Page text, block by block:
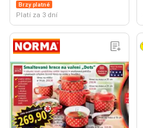
Brzy platné
Platí za 3 dní